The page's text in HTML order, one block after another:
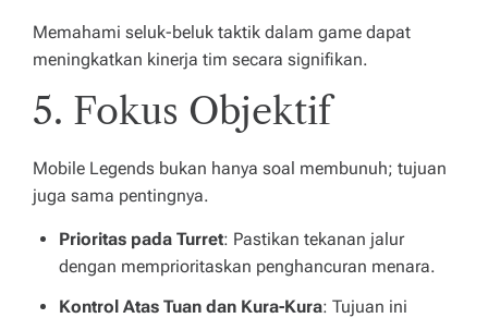
Memahami seluk-beluk taktik dalam game dapat
meningkatkan kinerja tim secara signifikan.
5. Fokus Objektif
Mobile Legends bukan hanya soal membunuh; tujuan
juga sama pentingnya.
Prioritas pada Turret: Pastikan tekanan jalur
dengan memprioritaskan penghancuran menara.
Kontrol Atas Tuan dan Kura-Kura: Tujuan ini